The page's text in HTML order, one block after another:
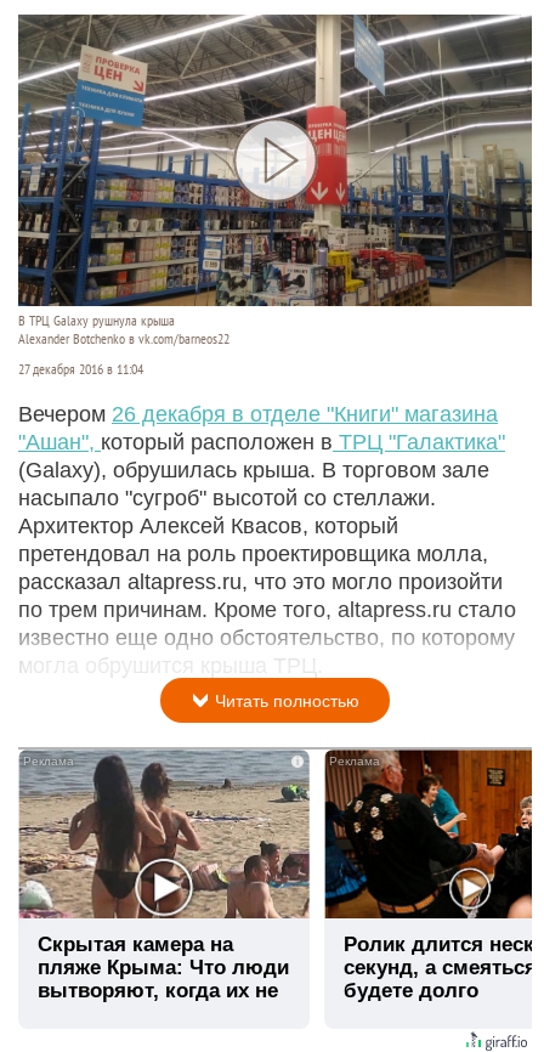
В ТРЦ Galaxy рушнула крыша
Alexander Botchenko в vk.com/barneos22
27 декабря 2016 в 11:04
Вечером 26 декабря в отделе "Книги" магазина
"Ашан", который расположен в ТРЦ "Галактика"
(Galaxy), обрушилась крыша. В торговом зале
насыпало "сугроб" высотой со стеллажи.
Архитектор Алексей Квасов, который
претендовал на роль проектировщика молла,
рассказал altapress.ru, что это могло произойти
по трем причинам. Кроме того, altapress.ru стало
известно еще одно обстоятельство, по которому
могла обрушится крыша ТРЦ.
Читать полностью
i
Скрытая камера на
пляже Крыма: Что люди
вытворяют, когда их не
Ролик длится
секунд, а
будете долго